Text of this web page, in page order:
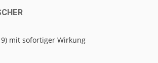
mit sofortiger Wirkung